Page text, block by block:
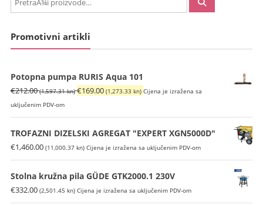
Promotivni artikli
Potopna pumpa RURIS Aqua 101
€212.00 (1,597.31 kn)Izvorna
bila
je:
€212.00
(1,597.31
kn).
€169.00 (1,273.33 kn) Trenutna
je:
€169.00
(1,273.33
kn).
Cijena je izražena sa
uključenim PDV-om
TROFAZNI DIZELSKI AGREGAT "EXPERT XGN5000D"
€1,460.00 (11,000.37 kn) Cijena je izražena sa uključenim PDV-om
Stolna kružna pila GÜDE GTK2000.1 230V
€332.00 (2,501.45 kn) Cijena je izražena sa uključenim PDV-om